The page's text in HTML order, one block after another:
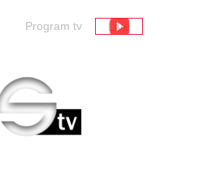
Program tv Live